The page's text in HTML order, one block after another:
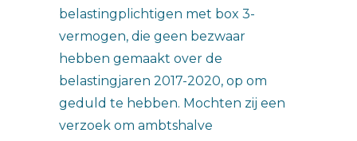
belastingplichtigen met box 3-
vermogen, die geen bezwaar
hebben gemaakt over de
belastingjaren 2017-2020, op om
geduld te hebben. Mochten zij een
verzoek om ambtshalve